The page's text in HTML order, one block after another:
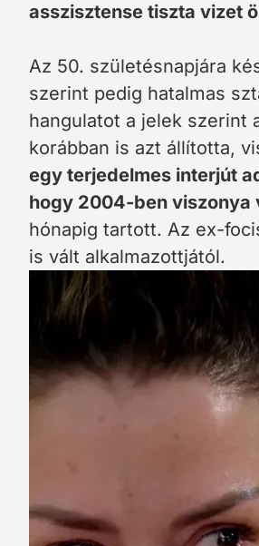
asszisztense tiszta vizet
Az 50. születésnapjára
szerint pedig hatalmas
hangulatot a jelek szerint
korábban is azt állította,
egy terjedelmes interjút
hogy 2004-ben viszonya
hónapig tartott. Az ex-
is vált alkalmazottjától.